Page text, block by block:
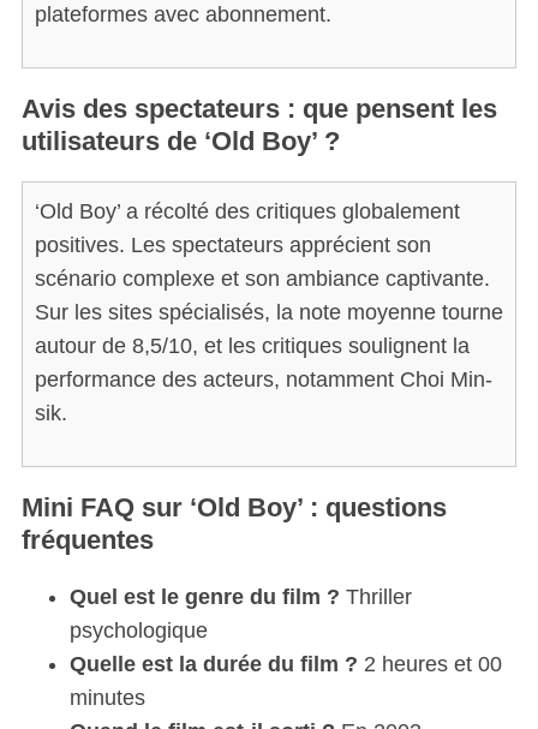
plateformes avec abonnement.
Avis des spectateurs : que pensent les
utilisateurs de ‘Old Boy’ ?
‘Old Boy’ a récolté des critiques globalement
positives. Les spectateurs apprécient son
scénario complexe et son ambiance captivante.
Sur les sites spécialisés, la note moyenne tourne
autour de 8,5/10, et les critiques soulignent la
performance des acteurs, notamment Choi Min-
sik.
Mini FAQ sur ‘Old Boy’ : questions
fréquentes
Quel est le genre du film ? Thriller
psychologique
Quelle est la durée du film ? 2 heures et 00
minutes
S
e